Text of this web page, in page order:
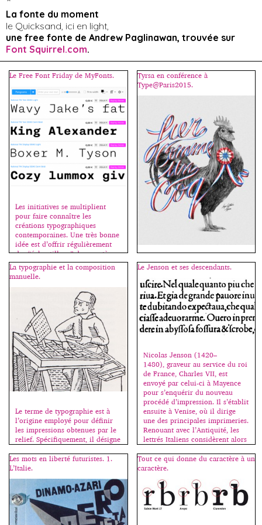
La fonte du moment
le Quicksand, ici en light,
une free fonte de Andrew Paglinawan, trouvée sur
Font Squirrel.com.
Le Free Font Friday de MyFonts.
Les initiatives se multiplient
pour faire connaître les
créations typographiques
contemporaines. Une très bonne
idée est d’offrir régulièrement
des “échantillons” de caractères
récents, permettant ainsi de les
tester et d’acheter les fontes
complémentaires si affinités.
Aujourd’hui MyFonts offre 4
variantes du Rational de Rene
Bieder (2016). Il s’agit de la
déclinaison monospace de cette
néo-grotesque qui conserve ses
doubles “a”, […]
Tyrsa en conférence à
Type@Paris2015.
“Cette session en français se
conférences Type@Paris,
organisées par Jean François
Porchez. Dès 99, Alexis Taïeb
(Tyrsa) découvre le graffiti et y
fait ses premières armes, ses
premières esquisses de lettres.
guidera naturellement son
parcours scolaire. Diplômé des
[…]
La typographie et la composition
manuelle.
Le terme de typographie est à
l’origine employé pour définir
les impressions obtenues par le
relief. Spécifiquement, il désigne
la composition de textes à l’aide
de caractères mobiles fondus
dans un alliage de plomb,
d’antimoine et d’étain et coulés
dans des matrices, obtenues à
partir de poinçons originaux
gravés en acier trempé. La
gravure […]
Le Jenson et ses descendants.
Nicolas Jenson (1420–
1480), graveur au service du roi
de France, Charles VII, est
envoyé par celui-ci à Mayence
pour s’enquérir du nouveau
procédé d’impression. Il s’établit
ensuite à Venise, où il dirige
une des principales imprimeries.
Renouant avec l’Antiquité, les
lettrés Italiens considèrent alors
les lettres lapidaires romaines
comme le dessin idéal des
capitales; la minuscule
[…]
Les mots en liberté futuristes. 1.
L’Italie.
Tout ce qui donne du caractère à un
caractère.